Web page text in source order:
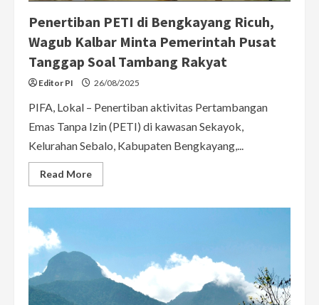
Penertiban PETI di Bengkayang Ricuh,
Wagub Kalbar Minta Pemerintah Pusat
Tanggap Soal Tambang Rakyat
Editor PI 26/08/2025
PIFA, Lokal – Penertiban aktivitas Pertambangan
Emas Tanpa Izin (PETI) di kawasan Sekayok,
Kelurahan Sebalo, Kabupaten Bengkayang,...
Read MoreRead
more
Kalbar
Minta
Pemerintah